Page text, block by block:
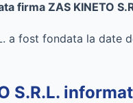
firma ZAS KINETO
a fost fondata la date
S.R.L.